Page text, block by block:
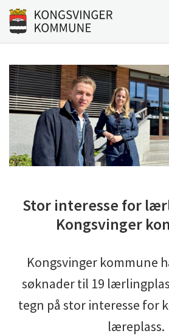
Til innhold
Gå til forsiden
Stor interesse for
Kongsvinger
Kongsvinger kommune
søknader til 19
tegn på stor interesse for
læreplass.